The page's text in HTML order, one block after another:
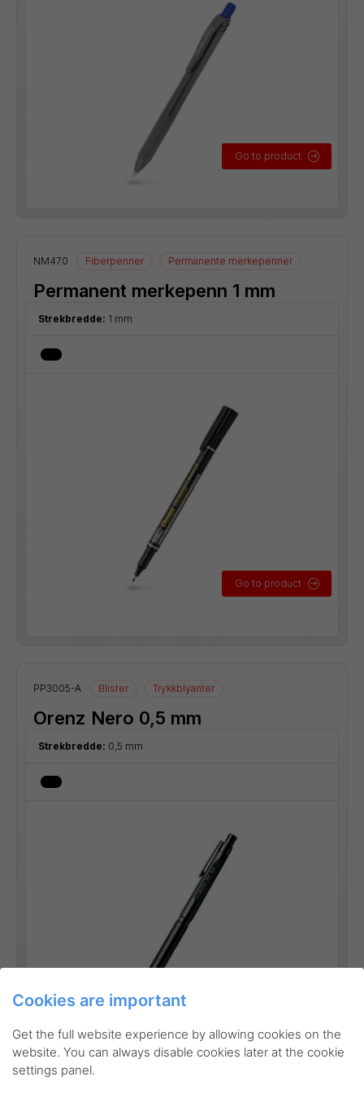
Go to product
NM470 Fiberpenner Permanente merkepenner
Permanent merkepenn 1 mm
Strekbredde: 1 mm
Go to product
PP3005-A Blister Trykkblyanter
Orenz Nero 0,5 mm
Strekbredde: 0,5 mm
Cookies are important
Get the full website experience by allowing cookies on the
website. You can always disable cookies later at the cookie
settings panel.